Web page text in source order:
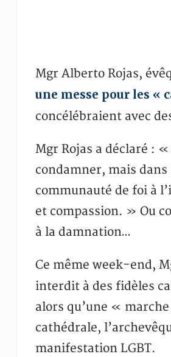
Mgr Alberto Rojas,
une messe pour les «
concélébraient avec
Mgr Rojas a déclaré :
condamner, mais
communauté de foi à
et compassion. » Ou
à la damnation…
Ce même week-end,
interdit à des fidèles
alors qu’une «
cathédrale,
manifestation LGBT.